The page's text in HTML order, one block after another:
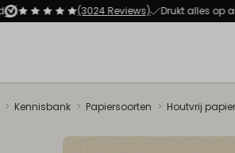
(3024 Reviews) Drukt alles op alles!
Kennisbank Papiersoorten Houtvrij papier